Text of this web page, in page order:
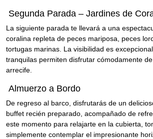
Segunda Parada – Jardines de
La siguiente parada te llevará a una
coralina repleta de peces mariposa, peces
tortugas marinas. La visibilidad es
tranquilas permiten disfrutar cómodamente
arrecife.
Almuerzo a Bordo
De regreso al barco, disfrutarás de un
buffet recién preparado, acompañado de
este momento para relajarte en la cubierta,
simplemente contemplar el impresionante